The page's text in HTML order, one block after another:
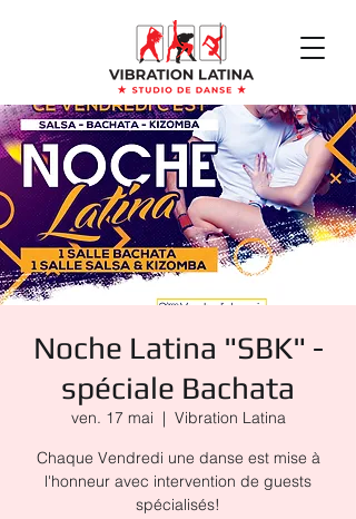
Noche Latina "SBK" -
spéciale Bachata
ven. 17 mai
  |
Vibration Latina
Chaque Vendredi une danse est mise à
l'honneur avec intervention de guests
spécialisés!